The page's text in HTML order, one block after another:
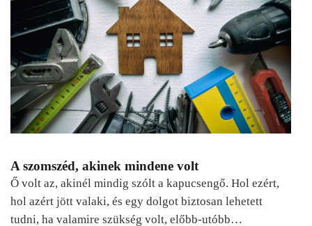
A szomszéd, akinek mindene volt
Ő volt az, akinél mindig szólt a kapucsengő. Hol ezért,
hol azért jött valaki, és egy dolgot biztosan lehetett
tudni, ha valamire szükség volt, előbb-utóbb…